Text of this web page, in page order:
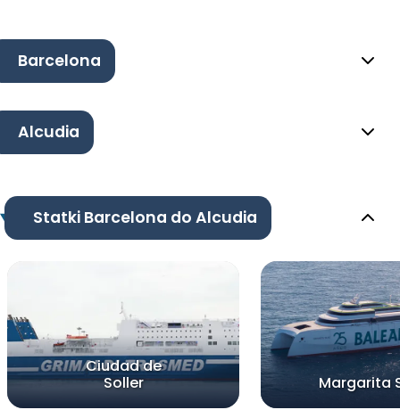
Barcelona
Alcudia
Statki Barcelona do Alcudia
Ciudad de
Soller
Margarita